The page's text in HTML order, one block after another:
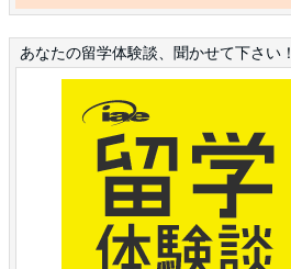
あなたの留学体験談、聞かせて下さい！